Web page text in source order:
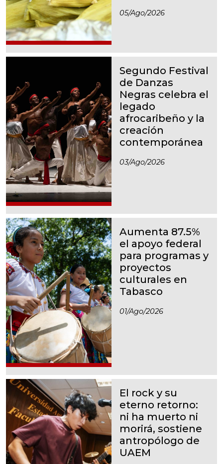
05/ago/2026
Segundo Festival
de Danzas
Negras celebra el
legado
afrocaribeño y la
creación
contemporánea
03/ago/2026
Aumenta 87.5%
el apoyo federal
para programas y
proyectos
culturales en
Tabasco
01/ago/2026
El rock y su
eterno retorno:
ni ha muerto ni
morirá, sostiene
antropólogo de
UAEM